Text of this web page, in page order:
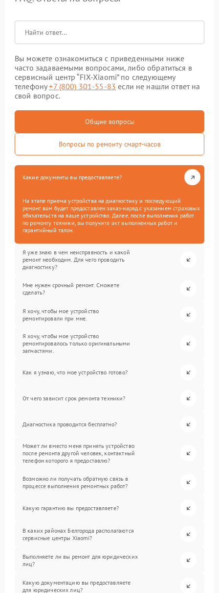
Вы можете ознакомиться с приведенными ниже
часто задаваемыми вопросами, либо обратиться в
сервисный центр “FIX-Xiaomi” по следующему
телефону+7 (800) 301-55-83 если не нашли ответ на
свой вопрос.
Общие вопросы
Вопросы по ремонту смарт-часов
Какие документы вы предоставляете?
На этапе приема устройства на диагностику и последующий
ремонт вам будет предоставлен заказ-наряд с указанием страховых
обязательств на ваше устройство. Далее, после выполнения работ
по ремонту техники, вы получите акт выполненных работ и
гарантийный талон.
Я уже знаю в чем неисправность и какой
ремонт необходим. Для чего проводить
диагностику?
Мне нужен срочный ремонт. Сможете
сделать?
Я хочу, чтобы мое устройство
ремонтировали при мне.
Я хочу, чтобы мое устройство
ремонтировалось только оригинальными
запчастями.
Как я узнаю, что мое устройство готово?
От чего зависит срок ремонта техники?
Диагностика проводится бесплатно?
Может ли вместо меня принять устройство
после ремонта другой человек, контактный
телефон которого я предоставлю?
Возможно ли получать обратную связь в
процессе выполнения ремонтных работ?
Какую гарантию вы предоставляете?
В каких районах Белгорода располагаются
сервисные центры Xiaomi?
Выполняете ли вы ремонт для юридических
лиц?
Какую документацию вы предоставляете
для юридических лиц?